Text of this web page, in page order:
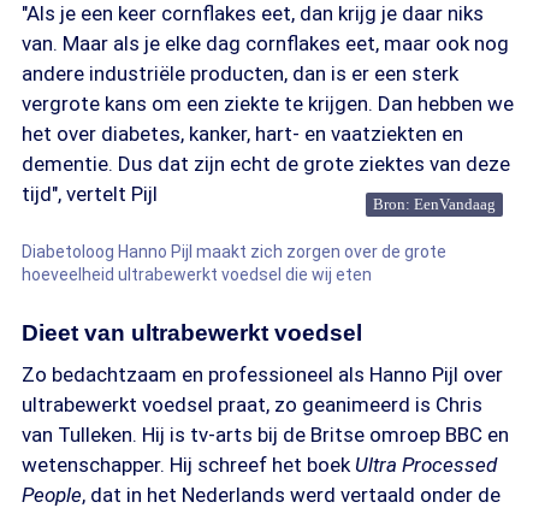
"Als je een keer cornflakes eet, dan krijg je daar niks
van. Maar als je elke dag cornflakes eet, maar ook nog
andere industriële producten, dan is er een sterk
vergrote kans om een ziekte te krijgen. Dan hebben we
het over diabetes, kanker, hart- en vaatziekten en
dementie. Dus dat zijn echt de grote ziektes van deze
tijd", vertelt Pijl
Bron: EenVandaag
Diabetoloog Hanno Pijl maakt zich zorgen over de grote
hoeveelheid ultrabewerkt voedsel die wij eten
Dieet van ultrabewerkt voedsel
Zo bedachtzaam en professioneel als Hanno Pijl over
ultrabewerkt voedsel praat, zo geanimeerd is Chris
van Tulleken. Hij is tv-arts bij de Britse omroep BBC en
wetenschapper. Hij schreef het boek Ultra Processed
People, dat in het Nederlands werd vertaald onder de